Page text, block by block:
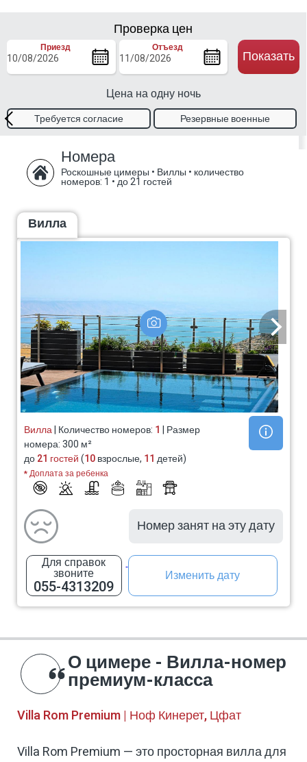
Проверка цен
Приезд Отъезд
Цена на одну ночь
Показать
Требуется согласие
Резервные военные
Номера
Роскошные цимеры • Виллы • количество
номеров: 1 •до 21 гостей
Вилла
Вилла| Количество номеров: 1 | Размер
номера: 300 м²
до21 гостей(10взрослые, 11 детей)
* Доплата за ребенка
Номер занят на эту дату
Для справок
звоните
055-4313209
Изменить дату
О цимере - Вилла-номер
премиум-класса
Villa Rom Premium | Ноф Кинерет, Цфат
Villa Rom Premium — это просторная вилла для